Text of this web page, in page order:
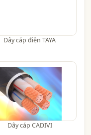
Dây cáp điện TAYA
Dây cáp CADIVI